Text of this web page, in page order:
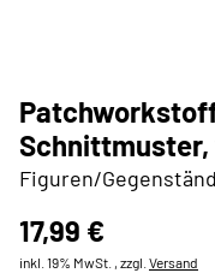
Patchworkstoff
Figuren/
17,99 €
inkl. 19% MwSt. , zzgl. Versand